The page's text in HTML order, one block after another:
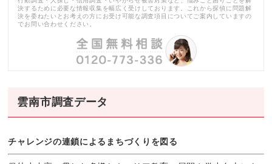
決するために必要な情報収集を幅広く受けしております。これから探偵に問題解
決を委ねたいとお考えの方にお受け可能な調査項目についてご案内していますの
でお問い合わせください。
雲南市調査データ
チャレンジの連鎖によるまちづくりを図る